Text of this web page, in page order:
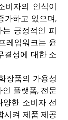
비자의 인식이
가하고 있으며,
긍정적인 피
레임워크는 윤
결성에 대한 소
장품의 가용성
플랫폼, 전문
한 소비자 선
시켜 제품 제공